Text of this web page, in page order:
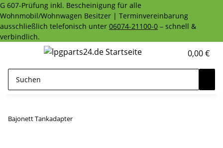
G 607-Prüfung inkl. Bescheinigung für alle
Wohnmobil/Wohnwagen Besitzer | Terminvereinbarung
ausschließlich telefonisch unter 06074-21100-0 – schnell &
verbindlich.
0,00 €
Bajonett Tankadapter